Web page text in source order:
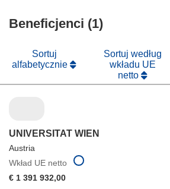
nowym
Beneficjenci (1)
Sortuj
alfabetycznie
Sortuj według
wkładu UE
netto
UNIVERSITAT WIEN
Austria
Wkład UE netto
€ 1 391 932,00